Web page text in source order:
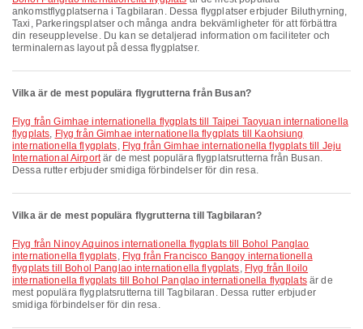
ankomstflygplatserna i Tagbilaran. Dessa flygplatser erbjuder Biluthyrning,
Taxi, Parkeringsplatser och många andra bekvämligheter för att förbättra
din reseupplevelse. Du kan se detaljerad information om faciliteter och
terminalernas layout på dessa flygplatser.
Vilka är de mest populära flygrutterna från Busan?
Flyg från Gimhae internationella flygplats till Taipei Taoyuan internationella
flygplats, Flyg från Gimhae internationella flygplats till Kaohsiung
internationella flygplats, Flyg från Gimhae internationella flygplats till Jeju
International Airportär de mest populära flygplatsrutterna från Busan.
Dessa rutter erbjuder smidiga förbindelser för din resa.
Vilka är de mest populära flygrutterna till Tagbilaran?
Flyg från Ninoy Aquinos internationella flygplats till Bohol Panglao
internationella flygplats, Flyg från Francisco Bangoy internationella
flygplats till Bohol Panglao internationella flygplats, Flyg från Iloilo
internationella flygplats till Bohol Panglao internationella flygplatsär de
mest populära flygplatsrutterna till Tagbilaran. Dessa rutter erbjuder
smidiga förbindelser för din resa.